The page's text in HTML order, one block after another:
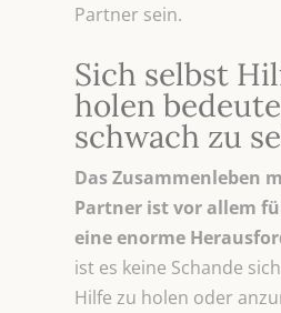
Partner sein.
Sich selbst
holen
schwach zu
Das Zusammenleben
Partner ist vor allem
eine enorme
ist es keine Schande
Hilfe zu holen oder